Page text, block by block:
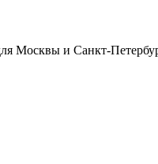
Москвы и Санкт-